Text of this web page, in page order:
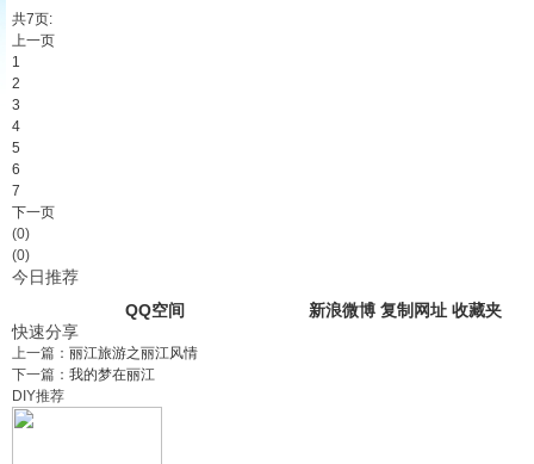
共7页:
上一页
1
2
3
4
5
6
7
下一页
(0)
(0)
今日推荐
QQ空间
新浪微博 复制网址 收藏夹
快速分享
上一篇： 丽江旅游之丽江风情
下一篇： 我的梦在丽江
DIY推荐